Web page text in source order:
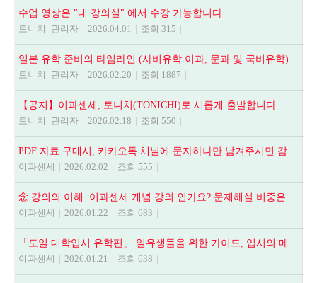
수업 영상은 "내 강의실" 에서 수강 가능합니다.
토니치_관리자 | 2026.04.01 | 조회 315 |
일본 유학 준비의 타임라인 (사비유학 이과, 문과 및 국비유학)
토니치_관리자 | 2026.02.20 | 조회 1887 |
【공지】이과센세, 토니치(TONICHI)로 새롭게 출발합니다.
토니치_관리자 | 2026.02.18 | 조회 550 |
PDF 자료 구매시, 카카오톡 채널에 문자하나만 남겨주시면 감사하겠습니다.
이과센세
| 2026.02.02 | 조회 555 |
念 강의의 이해. 이과센세 개념 강의 인가요? 문제해설 비중은 어떻게 되나요? 등
이과센세
| 2026.01.22 | 조회 683 |
「도일 대학입시 유학편」 일유생들을 위한 가이드, 입시의 메뉴얼
이과센세
| 2026.01.21 | 조회 638 |